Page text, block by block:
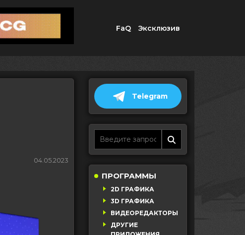
FaQ Эксклюзив
04.05.2023
Telegram
ПРОГРАММЫ
2D ГРАФИКА
3D ГРАФИКА
ВИДЕОРЕДАКТОРЫ
ДРУГИЕ